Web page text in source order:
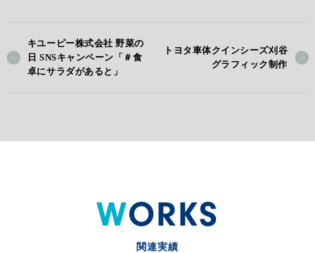
キユーピー株式会社 野菜の
日 SNSキャンペーン「＃食
卓にサラダがあると」
トヨタ車体クインシーズ刈谷
グラフィック制作
WORKS
関連実績